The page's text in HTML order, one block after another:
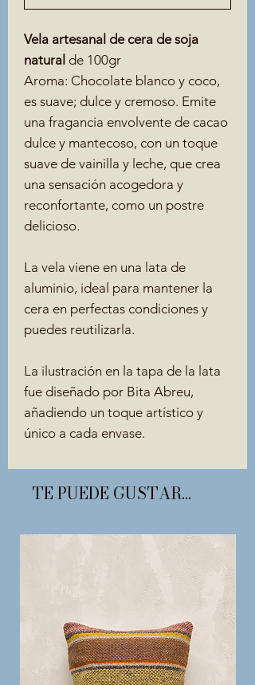
Vela artesanal de cera de soja
natural de 100gr
Aroma: Chocolate blanco y coco,
es suave; dulce y cremoso. Emite
una fragancia envolvente de cacao
dulce y mantecoso, con un toque
suave de vainilla y leche, que crea
una sensación acogedora y
reconfortante, como un postre
delicioso.
La vela viene en una lata de
aluminio, ideal para mantener la
cera en perfectas condiciones y
puedes reutilizarla.
La ilustración en la tapa de la lata
fue diseñado por Bita Abreu,
añadiendo un toque artístico y
único a cada envase.
TE PUEDE GUSTAR...